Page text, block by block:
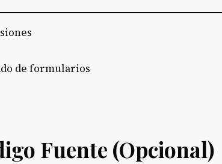
de formularios
Fuente (Opcional)